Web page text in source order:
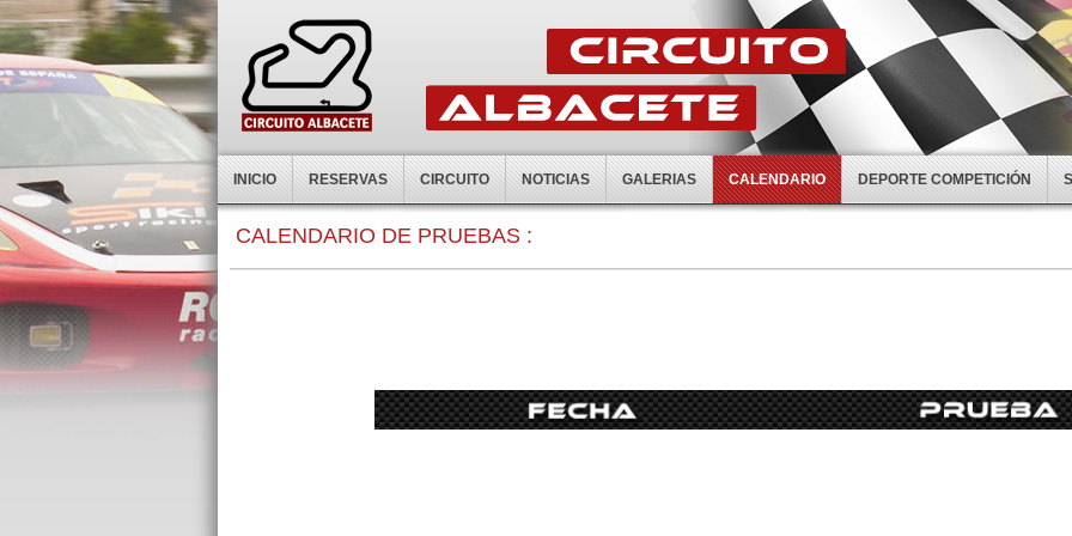
INICIO RESERVAS CIRCUITO NOTICIAS GALERIAS CALENDARIO DEPORTE COMPETICIÓN
CALENDARIO DE PRUEBAS :
0:00